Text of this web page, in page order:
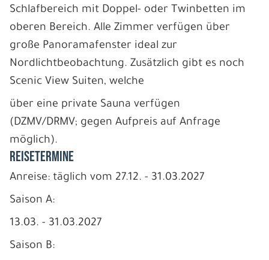
Schlafbereich mit Doppel- oder Twinbetten im
oberen Bereich. Alle Zimmer verfügen über
große Panoramafenster ideal zur
Nordlichtbeobachtung. Zusätzlich gibt es noch
Scenic View Suiten, welche
über eine private Sauna verfügen
(DZMV/DRMV; gegen Aufpreis auf Anfrage
möglich).
REISETERMINE
Anreise: täglich vom 27.12. - 31.03.2027
Saison A:
13.03. - 31.03.2027
Saison B: